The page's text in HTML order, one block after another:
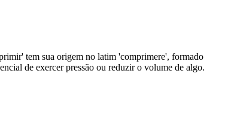
tem sua origem no latim 'comprimere', formado
de exercer pressão ou reduzir o volume de algo.